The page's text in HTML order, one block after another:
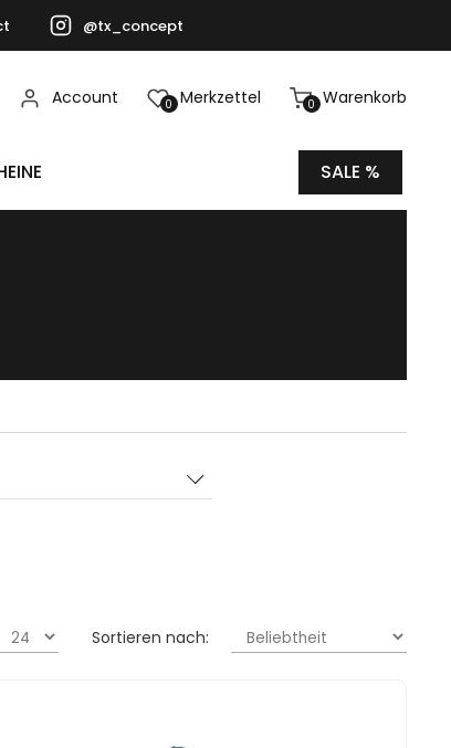
@tx_concept
0 Warenkorb
0 Merkzettel
Account
SALE %
Sortieren nach: